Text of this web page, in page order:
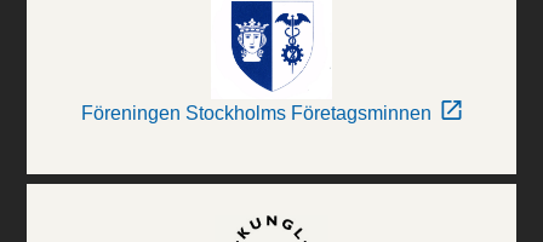
Föreningen Stockholms Företagsminnen